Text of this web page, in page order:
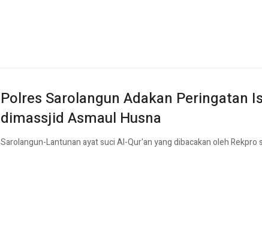
Polres Sarolangun Adakan Peringatan
dimassjid Asmaul Husna
Sarolangun-Lantunan ayat suci Al-Qur'an yang dibacakan oleh Rekpro